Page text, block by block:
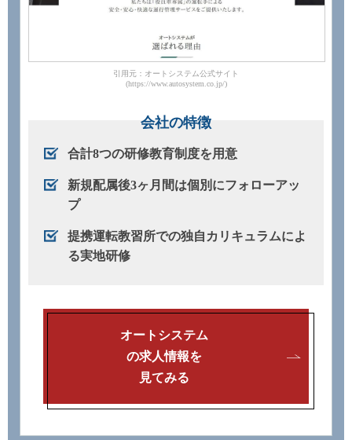
引用元：オートシステム公式サイト
(https://www.autosystem.co.jp/)
会社の特徴
合計8つの研修教育制度を用意
新規配属後3ヶ月間は個別にフォローアッ
プ
提携運転教習所での独自カリキュラムによ
る実地研修
オートシステム
の求人情報を
見てみる